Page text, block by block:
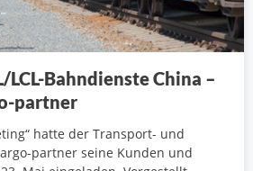
LCL-Bahndienste China –
partner
hatte der Transport- und
partner seine Kunden und